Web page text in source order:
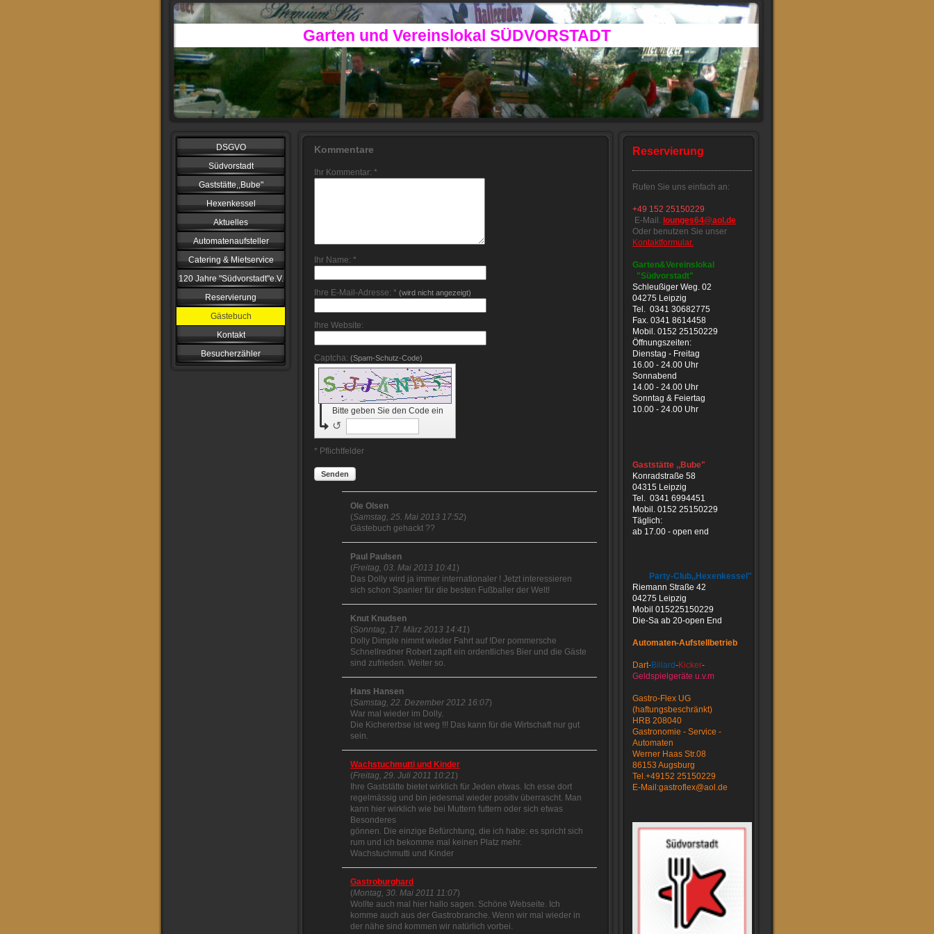
Garten und Vereinslokal SÜDVORSTADT
DSGVO
Südvorstadt
Gaststätte,,Bube"
Hexenkessel
Aktuelles
Automatenaufsteller
Catering & Mietservice
120 Jahre "Südvorstadt"e.V.
Reservierung
Gästebuch
Kontakt
Besucherzähler
Kommentare
Ihr Kommentar: *
Ihr Name: *
Ihre E-Mail-Adresse: * (wird nicht angezeigt)
Ihre Website:
Captcha: (Spam-Schutz-Code)
Bitte geben Sie den Code ein
↺
* Pflichtfelder
Senden
Ole Olsen
(Samstag, 25. Mai 2013 17:52)
Gästebuch gehackt ??
Paul Paulsen
(Freitag, 03. Mai 2013 10:41)
Das Dolly wird ja immer internationaler ! Jetzt interessieren
sich schon Spanier für die besten Fußballer der Welt!
Knut Knudsen
(Sonntag, 17. März 2013 14:41)
Dolly Dimple nimmt wieder Fahrt auf !Der pommersche
Schnellredner Robert zapft ein ordentliches Bier und die Gäste
sind zufrieden. Weiter so.
Hans Hansen
(Samstag, 22. Dezember 2012 16:07)
War mal wieder im Dolly.
Die Kichererbse ist weg !!! Das kann für die Wirtschaft nur gut
sein.
Wachstuchmutti und Kinder
(Freitag, 29. Juli 2011 10:21)
Ihre Gaststätte bietet wirklich für Jeden etwas. Ich esse dort
regelmässig und bin jedesmal wieder positiv überrascht. Man
kann hier wirklich wie bei Muttern futtern oder sich etwas
Besonderes
gönnen. Die einzige Befürchtung, die ich habe: es spricht sich
rum und ich bekomme mal keinen Platz mehr.
Wachstuchmutti und Kinder
Gastroburghard
(Montag, 30. Mai 2011 11:07)
Wollte auch mal hier hallo sagen. Schöne Webseite. Ich
komme auch aus der Gastrobranche. Wenn wir mal wieder in
der nähe sind kommen wir natürlich vorbei.
Reservierung
Rufen Sie uns einfach an:
+49 152 25150229
E-Mail. lounges64@aol.de
Oder benutzen Sie unser
Kontaktformular.
Garten&Vereinslokal
"Südvorstadt"
Schleußiger Weg. 02
04275 Leipzig
Tel. 0341 30682775
Fax. 0341 8614458
Mobil. 0152 25150229
Öffnungszeiten:
Dienstag - Freitag
16.00 - 24.00 Uhr
Sonnabend
14.00 - 24.00 Uhr
Sonntag & Feiertag
10.00 - 24.00 Uhr
Gaststätte ,,Bube"
Konradstraße 58
04315 Leipzig
Tel. 0341 6994451
Mobil. 0152 25150229
Täglich:
ab 17.00 - open end
Party-Club,,Hexenkessel"
Riemann Straße 42
04275 Leipzig
Mobil 015225150229
Die-Sa ab 20-open End
Automaten-Aufstellbetrieb
Dart-Billard-Kicker-
Geldspielgeräte u.v.m
Gastro-Flex UG
(haftungsbeschränkt)
HRB 208040
Gastronomie - Service -
Automaten
Werner Haas Str.08
86153 Augsburg
Tel.+49152 25150229
E-Mail:gastroflex@aol.de